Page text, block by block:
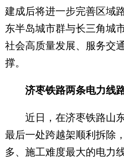
建成后将进一步完善区域
东半岛城市群与长三角城
社会高质量发展、服务交
撑。
济枣铁路两条电力线
近日，在济枣铁路山东
最后一处跨越架顺利拆除
多、施工难度最大的电力